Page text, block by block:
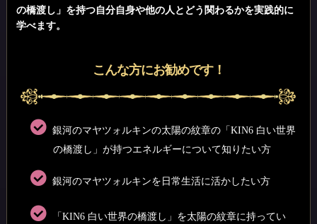
の橋渡し」を持つ自分自身や他の人とどう関わるかを実践的に
学べます。
こんな方にお勧めです！
銀河のマヤツォルキンの太陽の紋章の「KIN6 白い世界
の橋渡し」が持つエネルギーについて知りたい方
銀河のマヤツォルキンを日常生活に活かしたい方
「KIN6 白い世界の橋渡し」を太陽の紋章に持ってい